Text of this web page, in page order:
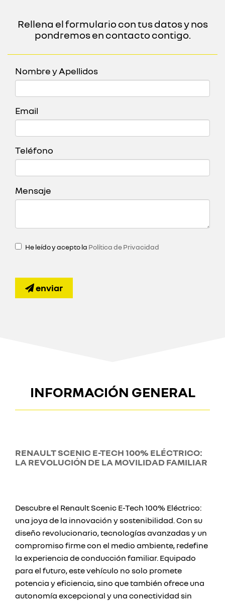
Rellena el formulario con tus datos y nos
pondremos en contacto contigo.
Nombre y Apellidos
Email
Teléfono
Mensaje
He leído y acepto la Política de Privacidad
enviar
INFORMACIÓN GENERAL
RENAULT SCENIC E-TECH 100% ELÉCTRICO:
LA REVOLUCIÓN DE LA MOVILIDAD FAMILIAR
Descubre el Renault Scenic E-Tech 100% Eléctrico:
una joya de la innovación y sostenibilidad. Con su
diseño revolucionario, tecnologías avanzadas y un
compromiso firme con el medio ambiente, redefine
la experiencia de conducción familiar. Equipado
para el futuro, este vehículo no solo promete
potencia y eficiencia, sino que también ofrece una
autonomía excepcional y una conectividad sin